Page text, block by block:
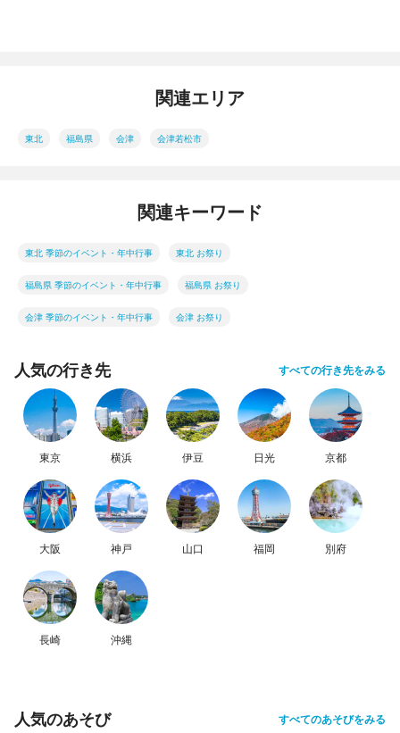
関連エリア
東北 福島県 会津 会津若松市
関連キーワード
東北 季節のイベント・年中行事 東北 お祭り
福島県 季節のイベント・年中行事 福島県 お祭り
会津 季節のイベント・年中行事 会津 お祭り
人気の行き先 すべての行き先をみる
東京 横浜 伊豆 日光 京都
大阪 神戸 山口 福岡 別府
長崎 沖縄
人気のあそび すべてのあそびをみる